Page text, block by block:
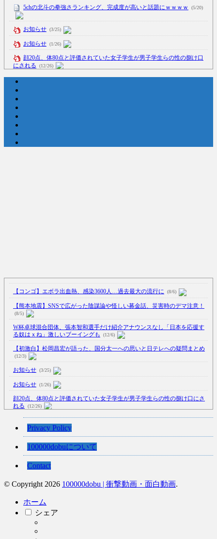
5chの北斗の拳強さランキング、完成度が高いと話題にｗｗｗｗ (5/20)
お知らせ (3/25)
お知らせ (1/26)
顔20点、体80点と評価されていた女子学生が男子学生らの性の捌け口
にされる
(12/26)
Powered by livedoor 相互RSS
【コンゴ】エボラ出血熱、感染3600人…過去最大の流行に (8/6)
【熊本地震】SNSで広がった陰謀論や怪しい募金話、災害時のデマ注意！
(8/5)
W杯卓球混合団体、張本智和選手だけ紹介アナウンスなし「日本を応援す
る奴はｘね」激しいブーイングも
(12/6)
【初激白】松岡昌宏が語った、国分太一への思いと日テレへの疑問まとめ
(12/3)
お知らせ (3/25)
お知らせ (1/26)
顔20点、体80点と評価されていた女子学生が男子学生らの性の捌け口にさ
れる
(12/26)
【中国】処理水の問題化狙うも不発？ASEAN関連会合で賛同広がらず
(7/13)
【韓国】54.1％「IAEA報告書を信用しない」
Privacy Policy
100000dobuについて
Contact
© Copyright 2026 100000dobu | 衝撃動画・面白動画.
ホーム
シェア